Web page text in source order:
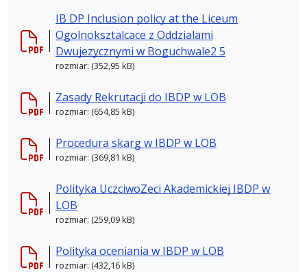
IB DP Inclusion policy at the Liceum
Ogolnoksztalcace z Oddzialami
Dwujezycznymi w Boguchwale2 5
rozmiar: (352,95 kB)
Zasady Rekrutacji do IBDP w LOB
rozmiar: (654,85 kB)
Procedura skarg w IBDP w LOB
rozmiar: (369,81 kB)
Polityka UczciwoZeci Akademickiej IBDP w
LOB
rozmiar: (259,09 kB)
Polityka oceniania w IBDP w LOB
rozmiar: (432,16 kB)